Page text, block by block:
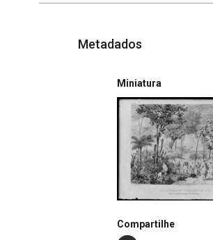
Metadados
Miniatura
Compartilhe